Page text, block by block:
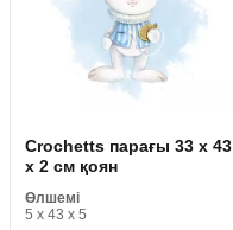
Crochetts парағы 33 x 43
x 2 см қоян
Өлшемі
5 x 43 x 5